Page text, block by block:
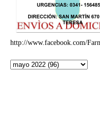
http://www.facebook.com/